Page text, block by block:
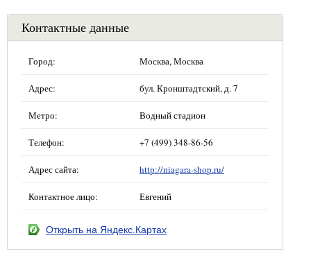
Контактные данные
Город: Москва, Москва
Адрес: бул. Кронштадтский, д. 7
Метро: Водный стадион
Телефон: +7 (499) 348-86-56
Адрес сайта: http://niagara-shop.ru/
Контактное лицо: Евгений
Открыть на Яндекс.Картах